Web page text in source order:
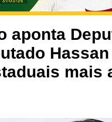
aponta
mais